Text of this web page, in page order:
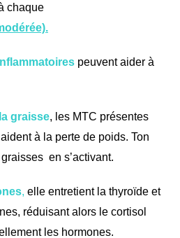
chaque
peuvent aider à
graisse, les MTC présentes
à la perte de poids. Ton
en s’activant.
, elle entretient la thyroïde et
réduisant alors le cortisol
les hormones.